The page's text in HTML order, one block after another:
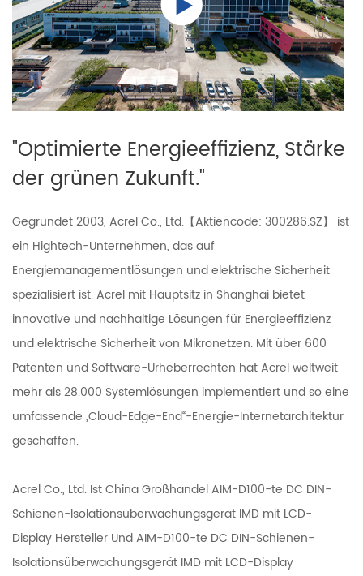
"Optimierte Energieeffizienz, Stärke
der grünen Zukunft."
Gegründet 2003, Acrel Co., Ltd.【Aktiencode: 300286.SZ】 ist
ein Hightech-Unternehmen, das auf
Energiemanagementlösungen und elektrische Sicherheit
spezialisiert ist. Acrel mit Hauptsitz in Shanghai bietet
innovative und nachhaltige Lösungen für Energieeffizienz
und elektrische Sicherheit von Mikronetzen. Mit über 600
Patenten und Software-Urheberrechten hat Acrel weltweit
mehr als 28.000 Systemlösungen implementiert und so eine
umfassende „Cloud-Edge-End“-Energie-Internetarchitektur
geschaffen.
Acrel Co., Ltd. IstChina Großhandel AIM-D100-te DC DIN-
Schienen-Isolationsüberwachungsgerät IMD mit LCD-
Display Hersteller UndAIM-D100-te DC DIN-Schienen-
Isolationsüberwachungsgerät IMD mit LCD-Display